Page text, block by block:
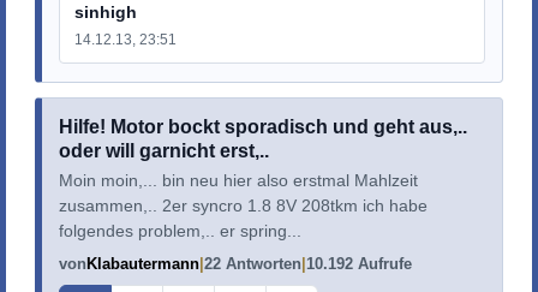
sinhigh
14.12.13, 23:51
Hilfe! Motor bockt sporadisch und geht aus,..
oder will garnicht erst,..
Moin moin,... bin neu hier also erstmal Mahlzeit
zusammen,.. 2er syncro 1.8 8V 208tkm ich habe
folgendes problem,.. er spring...
von Klabautermann 22 Antworten 10.192 Aufrufe